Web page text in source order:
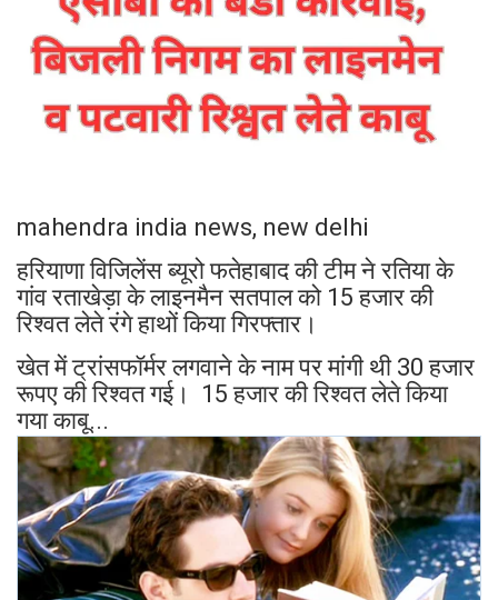
mahendra india news, new delhi
हरियाणा विजिलेंस ब्यूरो फतेहाबाद की टीम ने रतिया के
गांव रताखेड़ा के लाइनमैन सतपाल को 15 हजार की
रिश्वत लेते रंगे हाथों किया गिरफ्तार।
खेत में ट्रांसफॉर्मर लगवाने के नाम पर मांगी थी 30 हजार
रूपए की रिश्वत गई। 15 हजार की रिश्वत लेते किया
गया काबू...